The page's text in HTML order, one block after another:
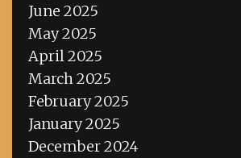
June 2025
May 2025
April 2025
March 2025
February 2025
January 2025
December 2024